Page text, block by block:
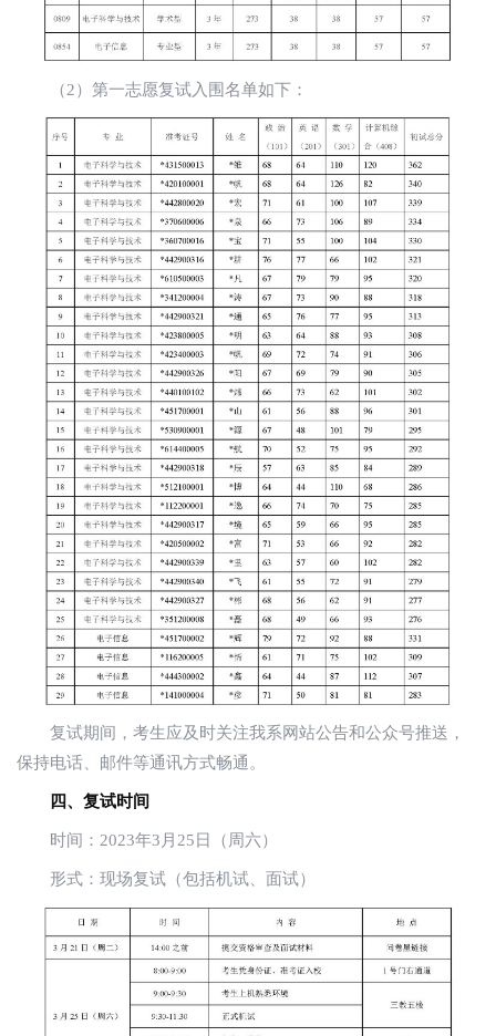
（2）第一志愿复试入围名单如下：
复试期间，考生应及时关注我系网站公告和公众号推送，
保持电话、邮件等通讯方式畅通。
四、复试时间
时间：2023年3月25日（周六）
形式：现场复试（包括机试、面试）